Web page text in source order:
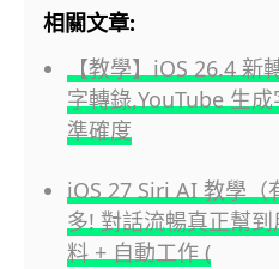
相關文章:
【教學】iOS 26.4 新
字轉錄,YouTube 生
準確度
iOS 27 Siri AI 教學（
多! 對話流暢真正幫
料 + 自動工作 (